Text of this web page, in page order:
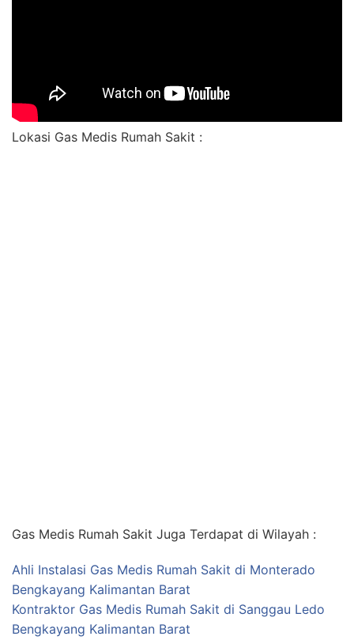
Lokasi Gas Medis Rumah Sakit :
Gas Medis Rumah Sakit Juga Terdapat di Wilayah :
Ahli Instalasi Gas Medis Rumah Sakit di Monterado
Bengkayang Kalimantan Barat
Kontraktor Gas Medis Rumah Sakit di Sanggau Ledo
Bengkayang Kalimantan Barat